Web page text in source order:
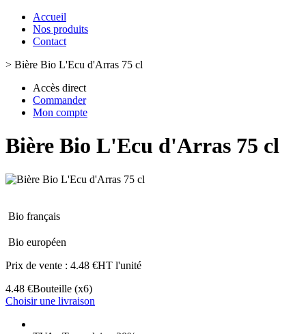
Accueil
Nos produits
Contact
> Bière Bio L'Ecu d'Arras 75 cl
Accès direct
Commander
Mon compte
Bière Bio L'Ecu d'Arras 75 cl
Bio français
Bio européen
Prix de vente : 4.48 €HT l'unité
4.48 €Bouteille (x6)
Choisir une livraison